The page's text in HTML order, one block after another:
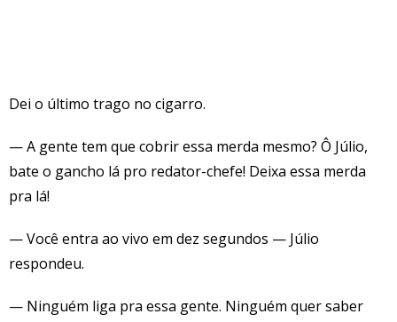
Dei o último trago no cigarro.
— A gente tem que cobrir essa merda mesmo? Ô Júlio,
bate o gancho lá pro redator-chefe! Deixa essa merda
pra lá!
— Você entra ao vivo em dez segundos — Júlio
respondeu.
— Ninguém liga pra essa gente. Ninguém quer saber